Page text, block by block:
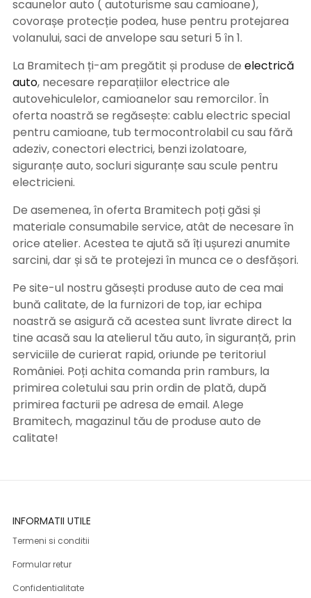
scaunelor auto ( autoturisme sau camioane),
covorașe protecție podea, huse pentru protejarea
volanului, saci de anvelope sau seturi 5 în 1.
La Bramitech ți-am pregătit și produse de electrică
auto, necesare reparațiilor electrice ale
autovehiculelor, camioanelor sau remorcilor. În
oferta noastră se regăsește: cablu electric special
pentru camioane, tub termocontrolabil cu sau fără
adeziv, conectori electrici, benzi izolatoare,
siguranțe auto, socluri siguranțe sau scule pentru
electricieni.
De asemenea, în oferta Bramitech poți găsi și
materiale consumabile service, atât de necesare în
orice atelier. Acestea te ajută să îți ușurezi anumite
sarcini, dar și să te protejezi în munca ce o desfășori.
Pe site-ul nostru găsești produse auto de cea mai
bună calitate, de la furnizori de top, iar echipa
noastră se asigură că acestea sunt livrate direct la
tine acasă sau la atelierul tău auto, în siguranță, prin
serviciile de curierat rapid, oriunde pe teritoriul
României. Poți achita comanda prin ramburs, la
primirea coletului sau prin ordin de plată, după
primirea facturii pe adresa de email. Alege
Bramitech, magazinul tău de produse auto de
calitate!
INFORMATII UTILE
Termeni si conditii
Formular retur
Confidentialitate